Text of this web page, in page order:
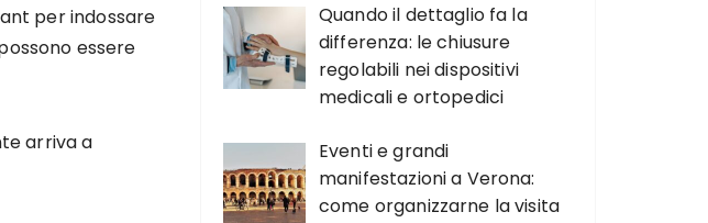
per indossare
essere
arriva a
Quando il dettaglio fa la
differenza: le chiusure
regolabili nei dispositivi
medicali e ortopedici
Eventi e grandi
manifestazioni a Verona:
come organizzarne la visita